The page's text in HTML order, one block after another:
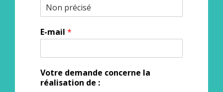
E-mail *
Votre demande concerne la
réalisation de :